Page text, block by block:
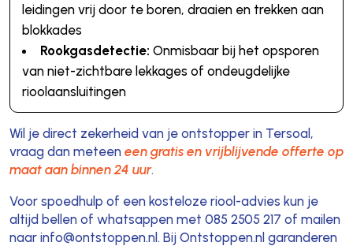
leidingen vrij door te boren, draaien en trekken aan
blokkades
Rookgasdetectie: Onmisbaar bij het opsporen
van niet-zichtbare lekkages of ondeugdelijke
rioolaansluitingen
Wil je direct zekerheid van je ontstopper in Tersoal,
vraag dan meteen een gratis en vrijblijvende offerte op
maat aan binnen 24 uur.
Voor spoedhulp of een kosteloze riool-advies kun je
altijd bellen of whatsappen met 085 2505 217 of mailen
naar info@ontstoppen.nl. Bij Ontstoppen.nl garanderen